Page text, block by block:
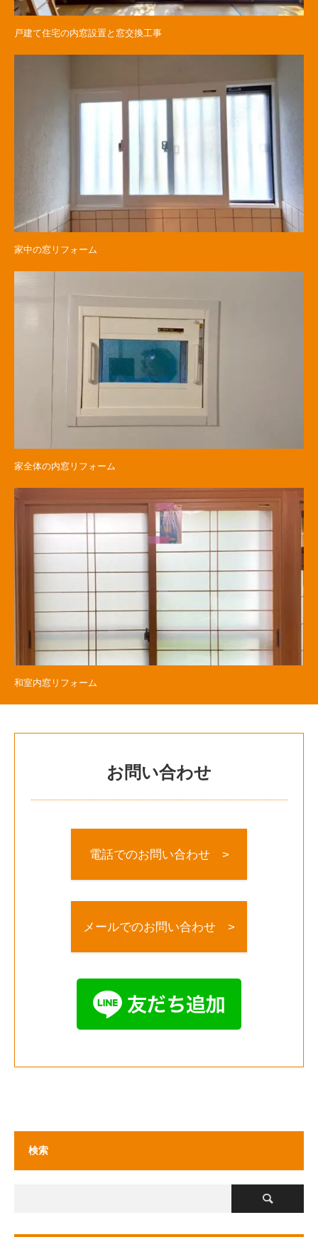
戸建て住宅の内窓設置と窓交換工事
家中の窓リフォーム
家全体の内窓リフォーム
和室内窓リフォーム
お問い合わせ
電話でのお問い合わせ >
メールでのお問い合わせ >
検索